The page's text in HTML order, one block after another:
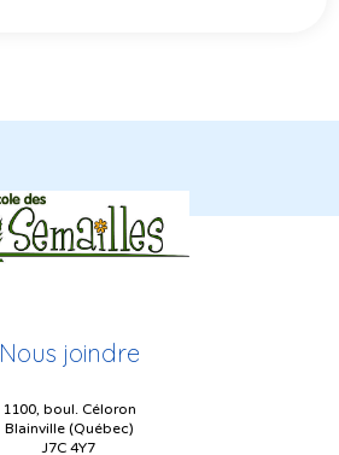
Nous joindre
1100, boul. Céloron
Blainville (Québec)
J7C 4Y7